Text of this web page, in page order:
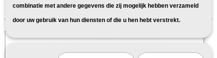
combinatie met andere gegevens die zij mogelijk hebben verzameld
door uw gebruik van hun diensten of die u hen hebt verstrekt.